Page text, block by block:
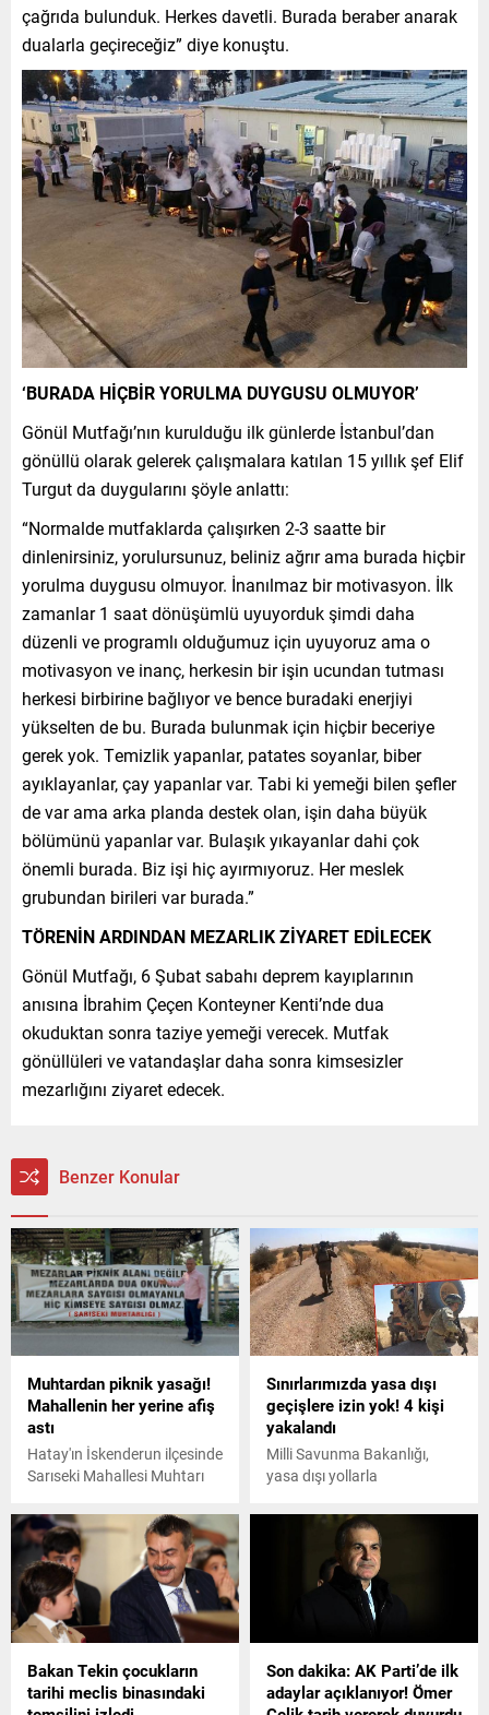
çağrıda bulunduk. Herkes davetli. Burada beraber anarak
dualarla geçireceğiz” diye konuştu.
‘BURADA HİÇBİR YORULMA DUYGUSU OLMUYOR’
Gönül Mutfağı’nın kurulduğu ilk günlerde İstanbul’dan
gönüllü olarak gelerek çalışmalara katılan 15 yıllık şef Elif
Turgut da duygularını şöyle anlattı:
“Normalde mutfaklarda çalışırken 2-3 saatte bir
dinlenirsiniz, yorulursunuz, beliniz ağrır ama burada hiçbir
yorulma duygusu olmuyor. İnanılmaz bir motivasyon. İlk
zamanlar 1 saat dönüşümlü uyuyorduk şimdi daha
düzenli ve programlı olduğumuz için uyuyoruz ama o
motivasyon ve inanç, herkesin bir işin ucundan tutması
herkesi birbirine bağlıyor ve bence buradaki enerjiyi
yükselten de bu. Burada bulunmak için hiçbir beceriye
gerek yok. Temizlik yapanlar, patates soyanlar, biber
ayıklayanlar, çay yapanlar var. Tabi ki yemeği bilen şefler
de var ama arka planda destek olan, işin daha büyük
bölümünü yapanlar var. Bulaşık yıkayanlar dahi çok
önemli burada. Biz işi hiç ayırmıyoruz. Her meslek
grubundan birileri var burada.”
TÖRENİN ARDINDAN MEZARLIK ZİYARET EDİLECEK
Gönül Mutfağı, 6 Şubat sabahı deprem kayıplarının
anısına İbrahim Çeçen Konteyner Kenti’nde dua
okuduktan sonra taziye yemeği verecek. Mutfak
gönüllüleri ve vatandaşlar daha sonra kimsesizler
mezarlığını ziyaret edecek.
Benzer Konular
Muhtardan piknik yasağı!
Mahallenin her yerine afiş
astı
Hatay'ın İskenderun ilçesinde
Sarıseki Mahallesi Muhtarı
alanı değildir, mezarlarda
dua okunur, mezarlara
saygısı olmayanın hiç
kimseye saygısı olmaz
mezarlıklarda pikniği
yasakladı.
Sınırlarımızda yasa dışı
geçişlere izin yok! 4 kişi
yakalandı
Milli Savunma Bakanlığı,
yasa dışı yollarla
geçmek isteyen 4 kişinin
yakalandığını duyurdu.
Bakan Tekin çocukların
tarihi meclis binasındaki
Son dakika: AK Parti’de ilk
adaylar açıklanıyor! Ömer